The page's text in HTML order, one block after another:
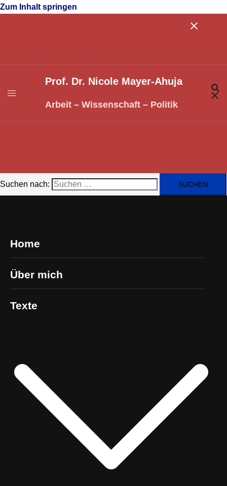
Zum Inhalt springen
Prof. Dr. Nicole Mayer-Ahuja
Arbeit – Wissenschaft – Politik
Suchen nach:
Home
Über mich
Texte